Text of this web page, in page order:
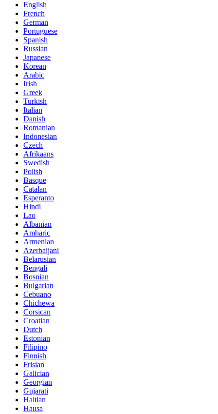
English
French
German
Portuguese
Spanish
Russian
Japanese
Korean
Arabic
Irish
Greek
Turkish
Italian
Danish
Romanian
Indonesian
Czech
Afrikaans
Swedish
Polish
Basque
Catalan
Esperanto
Hindi
Lao
Albanian
Amharic
Armenian
Azerbaijani
Belarusian
Bengali
Bosnian
Bulgarian
Cebuano
Chichewa
Corsican
Croatian
Dutch
Estonian
Filipino
Finnish
Frisian
Galician
Georgian
Gujarati
Haitian
Hausa